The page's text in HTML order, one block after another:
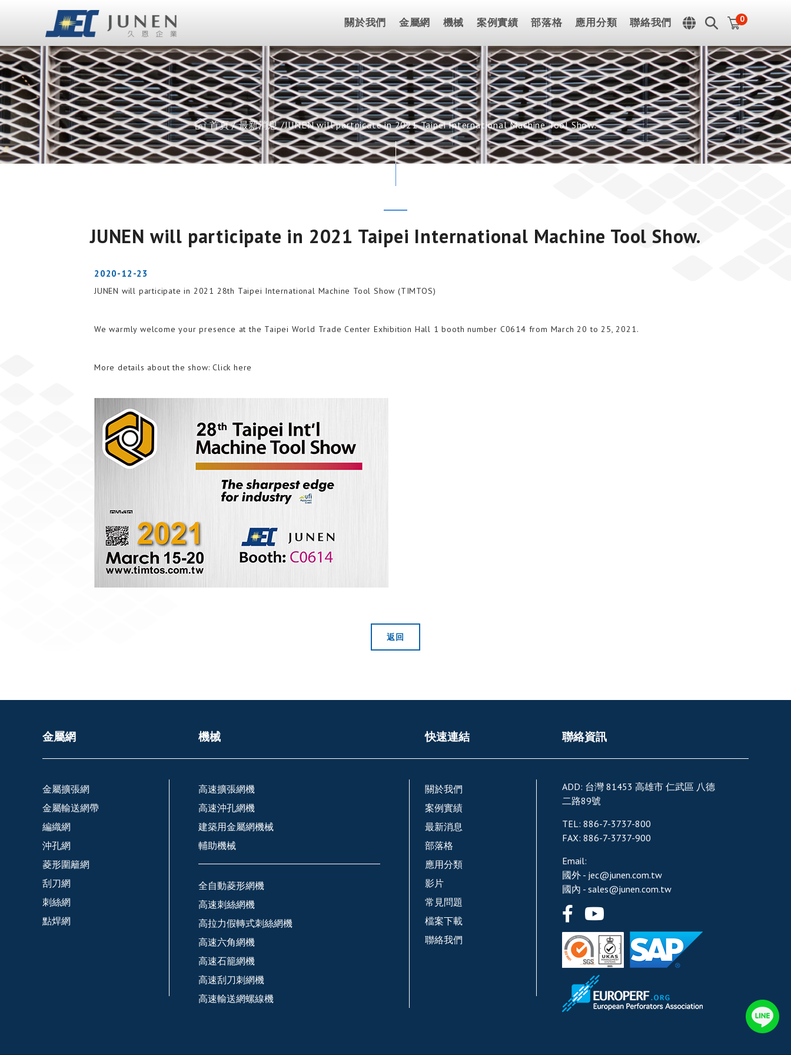
0
關於我們 金屬網 機械 案例實績 部落格 應用分類 聯絡我們
首頁 最新消息 JUNEN will partpicate in 2021 Taipei International Machine Tool Show.
JUNEN will participate in 2021 Taipei International Machine Tool Show.
2020-12-23
JUNEN will participate in 2021 28th Taipei International Machine Tool Show (TIMTOS)
We warmly welcome your presence at the Taipei World Trade Center Exhibition Hall 1 booth number C0614 from March 20 to 25, 2021.
More details about the show:Click here
返回
金屬網
金屬擴張網
金屬輸送網帶
編織網
沖孔網
菱形圍籬網
刮刀網
刺絲網
點焊網
機械
高速擴張網機
高速沖孔網機
建築用金屬網機械
輔助機械
全自動菱形網機
高速刺絲網機
高拉力假轉式刺絲網機
高速六角網機
高速石籠網機
高速刮刀刺網機
高速輸送網螺線機
快速連結
關於我們
案例實績
最新消息
部落格
應用分類
影片
常見問題
檔案下載
聯絡我們
聯絡資訊
ADD: 台灣 81453 高雄市 仁武區 八德
二路89號
TEL:886-7-3737-800
FAX:886-7-3737-900
Email:
國外 - jec@junen.com.tw
國內 -sales@junen.com.tw
Cookie管理面板